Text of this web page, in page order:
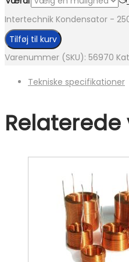
Intertechnik Kondensator -
Tilføj til kurv
Varenummer (SKU): 56970
Tekniske specifikationer
Relaterede